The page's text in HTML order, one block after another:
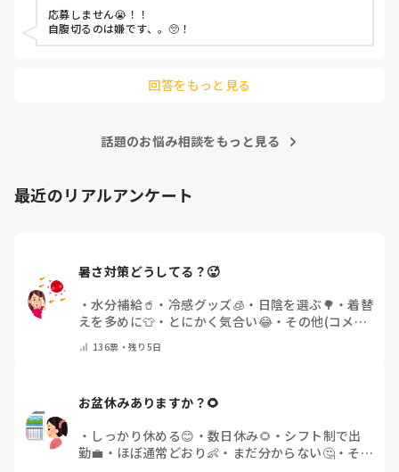
応募しません😭！！
自腹切るのは嫌です、。🥺！
回答をもっと見る
話題のお悩み相談をもっと見る
最近のリアルアンケート
暑さ対策どうしてる？🥵
・水分補給🥤 ・ 冷感グッズ🧊 ・ 日陰を選ぶ🌳 ・着替
えを多めに👕 ・ とにかく気合い😂・ その他(コメン
136票・残り5日
お盆休みありますか？🌻
・ しっかり休める😊 ・ 数日休み🌻 ・ シフト制で出
勤💼 ・ ほぼ通常どおり👶 ・ まだ分からない🤔・ その